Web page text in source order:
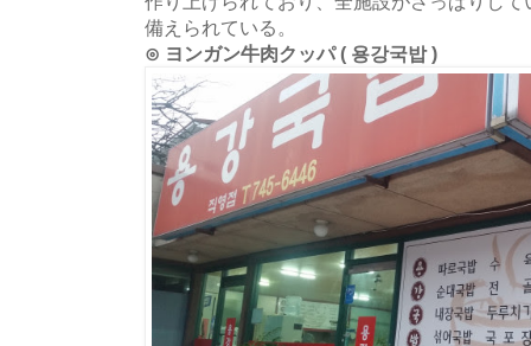
備えられている。
⊙ ヨンガン牛肉クッパ ( 용강국밥 )